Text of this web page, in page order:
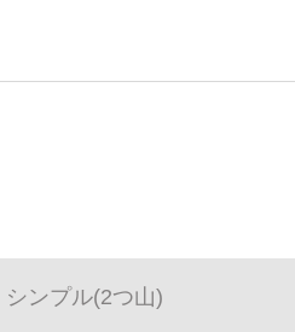
シンプル(2つ山)